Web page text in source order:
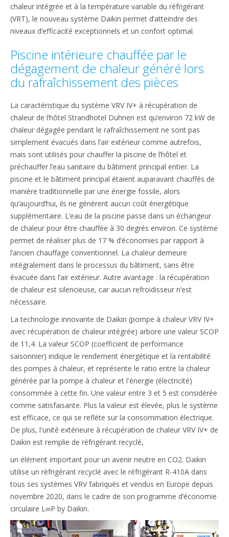
chaleur intégrée et à la température variable du réfrigérant
(VRT), le nouveau système Daikin permet d’atteindre des
niveaux d’efficacité exceptionnels et un confort optimal.
Piscine intérieure chauffée par le
dégagement de chaleur généré lors
du rafraîchissement des pièces
La caractéristique du système VRV IV+ à récupération de
chaleur de l’hôtel Strandhotel Duhnen est qu’environ 72 kW de
chaleur dégagée pendant le rafraîchissement ne sont pas
simplement évacués dans l’air extérieur comme autrefois,
mais sont utilisés pour chauffer la piscine de l’hôtel et
préchauffer l’eau sanitaire du bâtiment principal entier. La
piscine et le bâtiment principal étaient auparavant chauffés de
manière traditionnelle par une énergie fossile, alors
qu’aujourd’hui, ils ne génèrent aucun coût énergétique
supplémentaire. L’eau de la piscine passe dans un échangeur
de chaleur pour être chauffée à 30 degrés environ. Ce système
permet de réaliser plus de 17 % d’économies par rapport à
l’ancien chauffage conventionnel. La chaleur demeure
intégralement dans le processus du bâtiment, sans être
évacuée dans l’air extérieur. Autre avantage : la récupération
de chaleur est silencieuse, car aucun refroidisseur n’est
nécessaire.
La technologie innovante de Daikin (pompe à chaleur VRV IV+
avec récupération de chaleur intégrée) arbore une valeur SCOP
de 11,4. La valeur SCOP (coefficient de performance
saisonnier) indique le rendement énergétique et la rentabilité
des pompes à chaleur, et représente le ratio entre la chaleur
générée par la pompe à chaleur et l'énergie (électricité)
consommée à cette fin. Une valeur entre 3 et 5 est considérée
comme satisfaisante. Plus la valeur est élevée, plus le système
est efficace, ce qui se reflète sur la consommation électrique.
De plus, l'unité extérieure à récupération de chaleur VRV IV+ de
Daikin est remplie de réfrigérant recyclé,
un élément important pour un avenir neutre en CO2. Daikin
utilise un réfrigérant recyclé avec le réfrigérant R-410A dans
tous ses systèmes VRV fabriqués et vendus en Europe depuis
novembre 2020, dans le cadre de son programme d’économie
circulaire L∞P by Daikin.